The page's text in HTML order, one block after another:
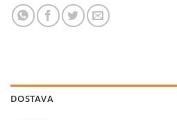
DOSTAVA